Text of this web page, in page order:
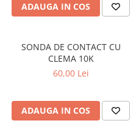
ADAUGA IN COS
SONDA DE CONTACT CU
CLEMA 10K
60,00 Lei
ADAUGA IN COS